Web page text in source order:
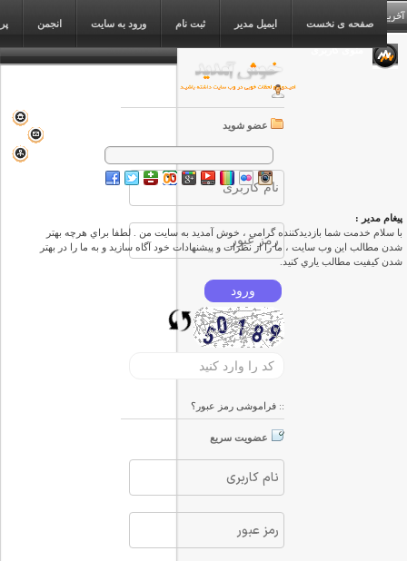
صفحه ی نخست ایمیل مدیر ثبت نام ورود به سایت انجمن
پیغام مدیر :
با سلام خدمت شما بازديدكننده گرامي ، خوش آمدید به سایت من . لطفا براي هرچه بهتر
شدن مطالب اين وب سایت ، ما را از نظرات و پيشنهادات خود آگاه سازيد و به ما را در بهتر
شدن كيفيت مطالب ياري کنید.
منوی کاربری
عضو شوید
::فراموشی رمز عبور؟
عضویت سریع